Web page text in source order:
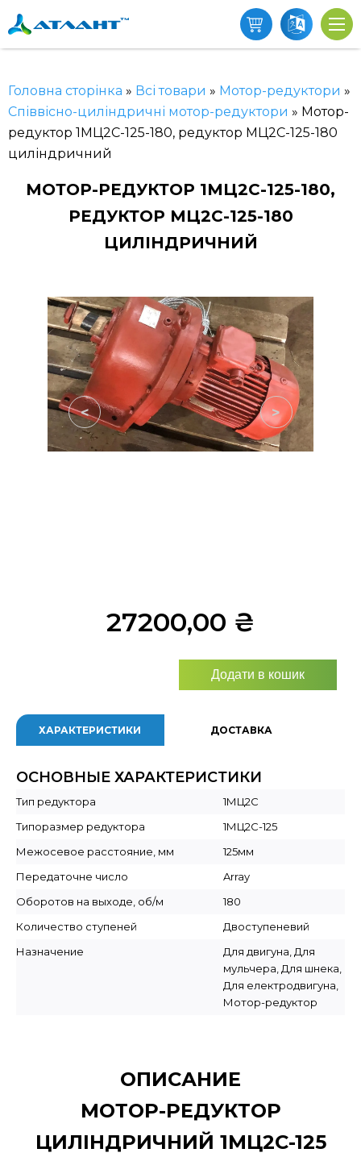
Головна сторінка » Всі товари » Мотор-редуктори »
Співвісно-циліндричні мотор-редуктори » Мотор-
редуктор 1МЦ2С-125-180, редуктор МЦ2С-125-180
циліндричний
МОТОР-РЕДУКТОР 1МЦ2С-125-180,
РЕДУКТОР МЦ2С-125-180
ЦИЛІНДРИЧНИЙ
< >
27200,00 ₴
Додати в кошик
ХАРАКТЕРИСТИКИ ДОСТАВКА
ОСНОВНЫЕ ХАРАКТЕРИСТИКИ
Тип редуктора
1МЦ2С
Типоразмер редуктора
1МЦ2С-125
Межосевое расстояние, мм
125мм
Передаточне число
Array
Оборотов на выходе, об/м
180
Количество ступеней
Двоступеневий
Назначение
Для двигуна, Для
мульчера, Для шнека,
Для електродвигуна,
Мотор-редуктор
ОПИСАНИЕ
МОТОР-РЕДУКТОР
ЦИЛІНДРИЧНИЙ 1МЦ2С-125